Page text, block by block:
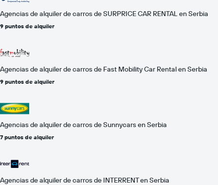
Agencias de alquiler de carros de SURPRICE CAR RENTAL en Serbia
9 puntos de alquiler
Agencias de alquiler de carros de Fast Mobility Car Rental en Serbia
9 puntos de alquiler
Agencias de alquiler de carros de Sunnycars en Serbia
7 puntos de alquiler
Agencias de alquiler de carros de INTERRENT en Serbia